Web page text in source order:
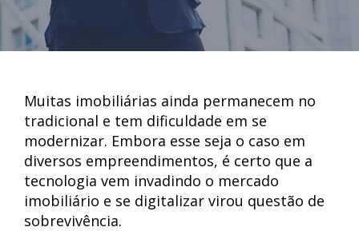
Muitas imobiliárias ainda permanecem no
tradicional e tem dificuldade em se
modernizar. Embora esse seja o caso em
diversos empreendimentos, é certo que a
tecnologia vem invadindo o mercado
imobiliário e se digitalizar virou questão de
sobrevivência.